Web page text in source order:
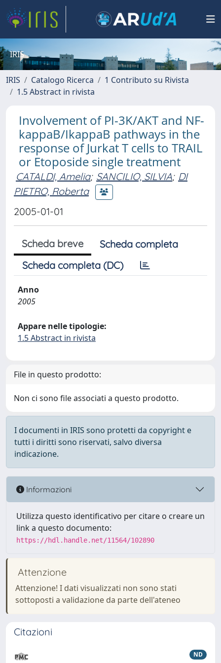
IRIS
IRIS Catalogo Ricerca
1 Contributo su Rivista
1.5 Abstract in rivista
Involvement of PI-3K/AKT and NF-
kappaB/IkappaB pathways in the
response of Jurkat T cells to TRAIL
or Etoposide single treatment
CATALDI, Amelia; SANCILIO, SILVIA; DI
PIETRO, Roberta
2005-01-01
Scheda breve
Scheda completa
Scheda completa (DC)
Anno
2005
Appare nelle tipologie:
1.5 Abstract in rivista
File in questo prodotto:
Non ci sono file associati a questo prodotto.
I documenti in IRIS sono protetti da copyright e
tutti i diritti sono riservati, salvo diversa
indicazione.
Informazioni
Utilizza questo identificativo per citare o creare un
link a questo documento:
https://hdl.handle.net/11564/102890
Attenzione
Attenzione! I dati visualizzati non sono stati
sottoposti a validazione da parte dell'ateneo
Citazioni
ND